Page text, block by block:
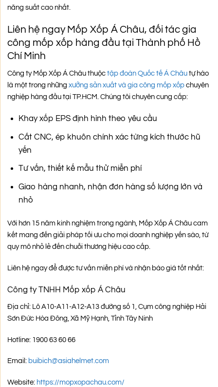
năng suất cao nhất.
Liên hệ ngay Mốp Xốp Á Châu, đối tác gia
công mốp xốp hàng đầu tại Thành phố Hồ
Chí Minh
Công ty Mốp Xốp Á Châu thuộc tập đoàn Quốc tế Á Châu tự hào
là một trong những xưởng sản xuất và gia công mốp xốp chuyên
nghiệp hàng đầu tại TP.HCM. Chúng tôi chuyên cung cấp:
Khay xốp EPS định hình theo yêu cầu
Cắt CNC, ép khuôn chính xác từng kích thước hũ
yến
Tư vấn, thiết kế mẫu thử miễn phí
Giao hàng nhanh, nhận đơn hàng số lượng lớn và
nhỏ
Với hơn 15 năm kinh nghiệm trong ngành, Mốp Xốp Á Châu cam
kết mang đến giải pháp tối ưu cho mọi doanh nghiệp yến sào, từ
quy mô nhỏ lẻ đến chuỗi thương hiệu cao cấp.
Liên hệ ngay để được tư vấn miễn phí và nhận báo giá tốt nhất:
Công ty TNHH Mốp xốp Á Châu
Địa chỉ: Lô A10-A11-A12-A13 đường số 1, Cụm công nghiệp Hải
Sơn Đức Hòa Đông, Xã Mỹ Hạnh, Tỉnh Tây Ninh
Hotline: 1900 63 60 66
Email: buibich@asiahelmet.com
Website: https://mopxopachau.com/